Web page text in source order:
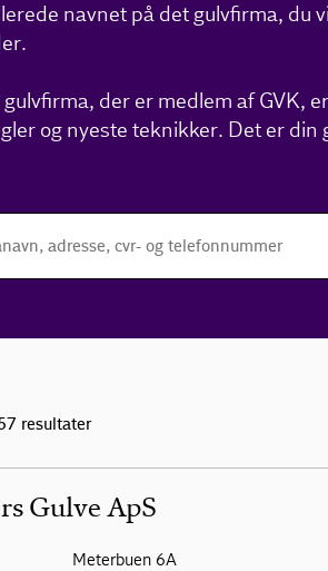
navnet på det gulvfirma, du
der er medlem af GVK,
og nyeste teknikker. Det er din
resultater
Gulve ApS
Meterbuen 6A